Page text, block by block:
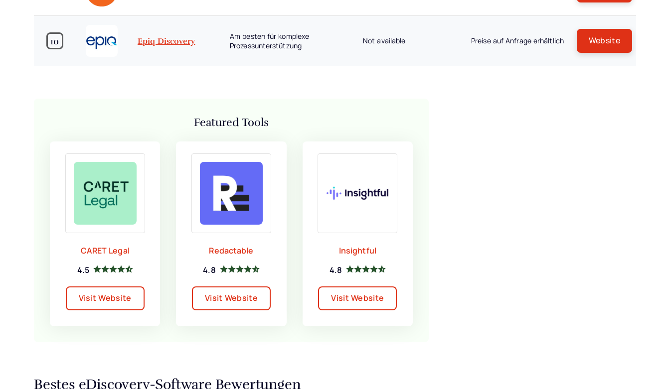
10 Epiq Discovery
Am besten für komplexe
Prozessunterstützung
Not available Preise auf Anfrage erhältlich Website
Featured Tools
CARET Legal
4.5
Visit Website
Redactable
4.8
Visit Website
Insightful
4.8
Visit Website
Bestes eDiscovery-Software Bewertungen